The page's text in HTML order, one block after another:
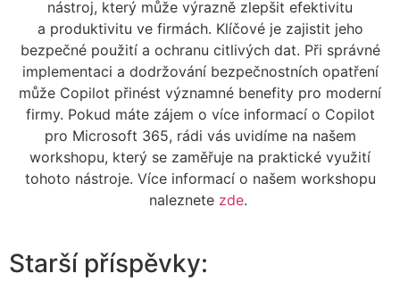
nástroj, který může výrazně zlepšit efektivitu
a produktivitu ve firmách. Klíčové je zajistit jeho
bezpečné použití a ochranu citlivých dat. Při správné
implementaci a dodržování bezpečnostních opatření
může Copilot přinést významné benefity pro moderní
firmy. Pokud máte zájem o více informací o Copilot
pro Microsoft 365, rádi vás uvidíme na našem
workshopu, který se zaměřuje na praktické využití
tohoto nástroje. Více informací o našem workshopu
naleznete zde.
Starší příspěvky: